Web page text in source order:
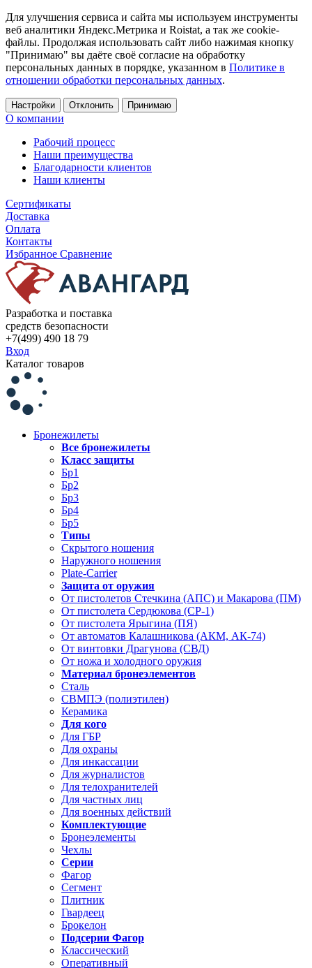
Для улучшения сервиса и сайта мы используем инструменты
веб аналитики Яндекс.Метрика и Roistat, а так же cookie-
файлы. Продолжая использовать сайт либо нажимая кнопку
"Принимаю" вы даёте своё согласие на обработку
персональных данных в порядке, указанном в Политике в
отношении обработки персональных данных.
Настройки Отклонить Принимаю
О компании
Рабочий процесс
Наши преимущества
Благодарности клиентов
Наши клиенты
Сертификаты
Доставка
Оплата
Контакты
Избранное Сравнение
Разработка и поставка
средств безопасности
+7(499) 490 18 79
Вход
Каталог товаров
Бронежилеты
Все бронежилеты
Класс защиты
Бр1
Бр2
Бр3
Бр4
Бр5
Типы
Скрытого ношения
Наружного ношения
Plate-Carrier
Защита от оружия
От пистолетов Стечкина (АПС) и Макарова (ПМ)
От пистолета Сердюкова (СР-1)
От пистолета Ярыгина (ПЯ)
От автоматов Калашникова (АКМ, АК-74)
От винтовки Драгунова (СВД)
От ножа и холодного оружия
Материал бронеэлементов
Сталь
СВМПЭ (полиэтилен)
Керамика
Для кого
Для ГБР
Для охраны
Для инкассации
Для журналистов
Для телохранителей
Для частных лиц
Для военных действий
Комплектующие
Бронеэлементы
Чехлы
Серии
Фагор
Сегмент
Плитник
Гвардеец
Брокелон
Подсерии Фагор
Классический
Оперативный